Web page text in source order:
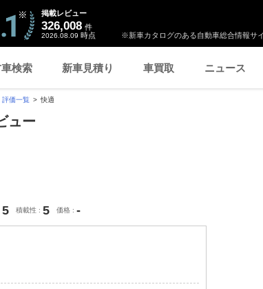
※新車カタログのある自動車総合情報サ
掲載レビュー
326,008 件
2026.08.09 時点
検索 新車見積り 車買取 ニュース
評価一覧 快適
ュー
5 積載性 5 価格 -